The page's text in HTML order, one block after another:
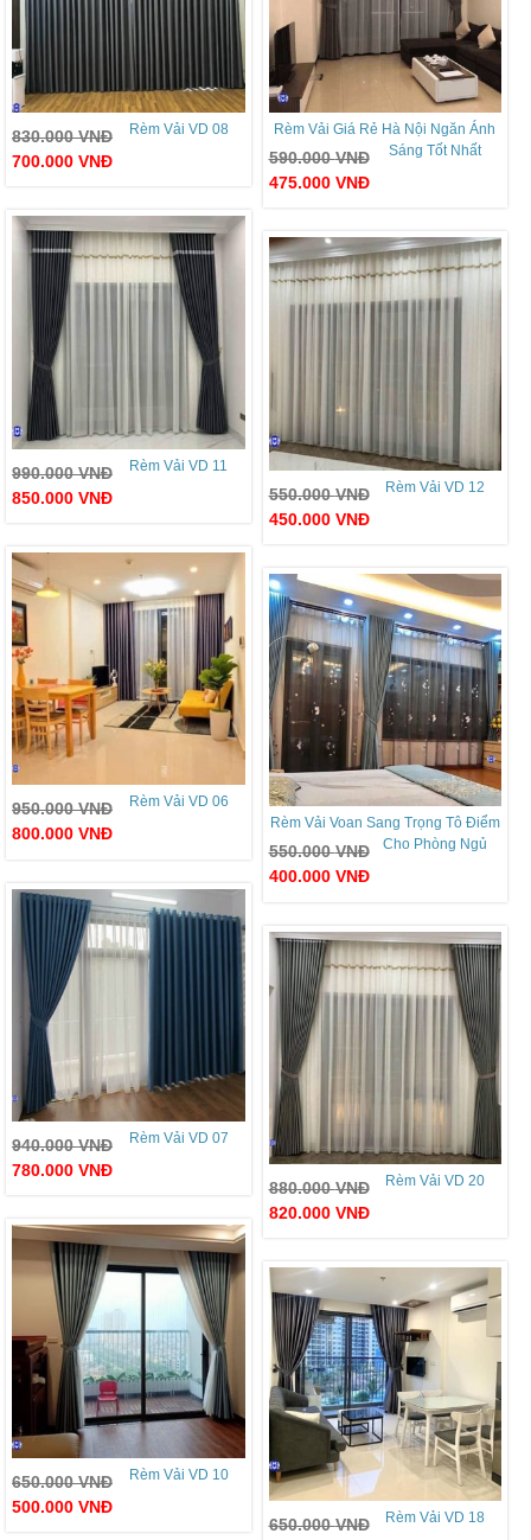
Rèm Vải VD 08
830.000VNĐ
700.000 VNĐ
Rèm Vải Giá Rẻ Hà Nội Ngăn Ánh
Sáng Tốt Nhất
590.000VNĐ
475.000 VNĐ
Rèm Vải VD 11
990.000VNĐ
850.000 VNĐ
Rèm Vải VD 12
550.000VNĐ
450.000 VNĐ
Rèm Vải VD 06
950.000VNĐ
800.000 VNĐ
Rèm Vải Voan Sang Trọng Tô Điểm
Cho Phòng Ngủ
550.000VNĐ
400.000 VNĐ
Rèm Vải VD 07
940.000VNĐ
780.000 VNĐ
Rèm Vải VD 20
880.000VNĐ
820.000 VNĐ
Rèm Vải VD 10
650.000VNĐ
500.000 VNĐ
Rèm Vải VD 18
650.000VNĐ